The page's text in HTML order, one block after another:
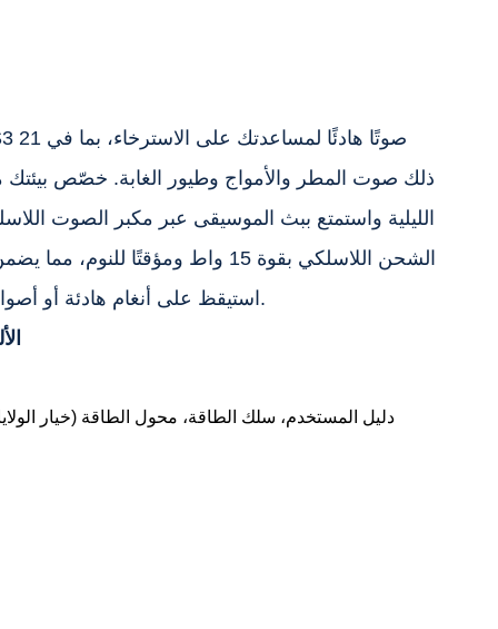
الليلية واستمتع ببث الموسيقى عبر مكبر الصوت
الشحن اللاسلكي بقوة 15 واط ومؤقتًا
استيقظ على أنغام هادئة أو أصوات الطبيعة، مثالية لأي مكان.